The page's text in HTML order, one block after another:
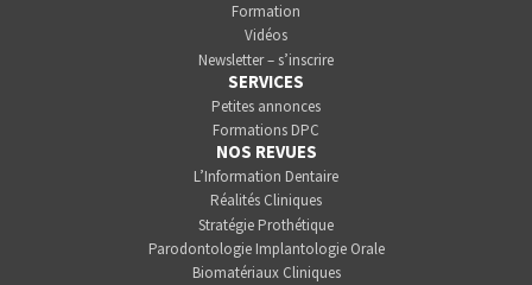
Formation
Vidéos
Newsletter – s’inscrire
SERVICES
Petites annonces
Formations DPC
NOS REVUES
L’Information Dentaire
Réalités Cliniques
Stratégie Prothétique
Parodontologie Implantologie Orale
Biomatériaux Cliniques